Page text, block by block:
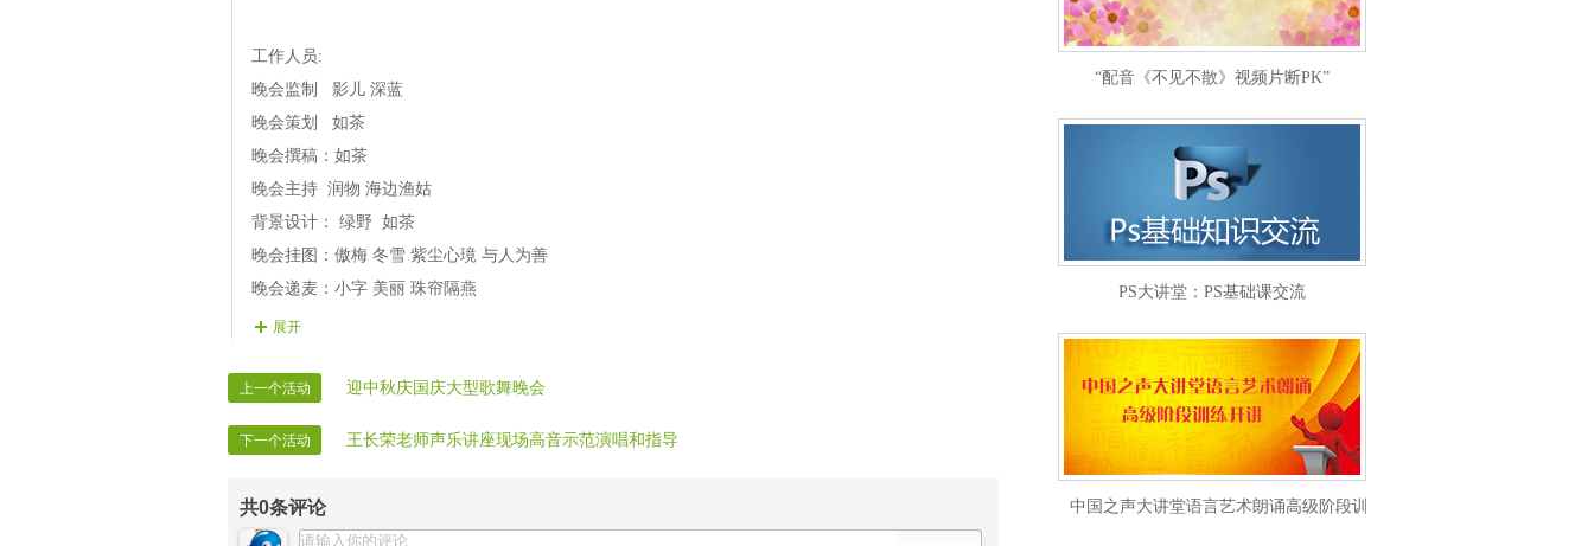
【四篇5】云涛 品红《又是中秋，又见月圆》佚名
【四篇2】绿野&孤舟《 华夏月更圆》作者/孤舟
【四篇3】 蓝风衣《月下独酌》作者/李白
【四篇4】润物《在浓稠的乡愁里长跪》作者/游子雪松
【四篇5】云涛 品红《又是中秋，又见月圆》佚名
工作人员:
晚会监制 影儿 深蓝
晚会策划 如茶
晚会撰稿：如茶
晚会主持 润物 海边渔姑
背景设计： 绿野 如茶
晚会挂图：傲梅 冬雪 紫尘心璄 与人为善
晚会递麦：小字 美丽 珠帘隔燕
晚会广播：白云
展开
上一个活动 迎中秋庆国庆大型歌舞晚会
下一个活动 王长荣老师声乐讲座现场高音示范演唱和指导
共0条评论
“配音《不见不散》视频片断PK”
PS大讲堂：PS基础课交流
中国之声大讲堂语言艺术朗诵高级阶段训练